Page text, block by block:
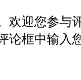
欢迎您参与
论框中输入